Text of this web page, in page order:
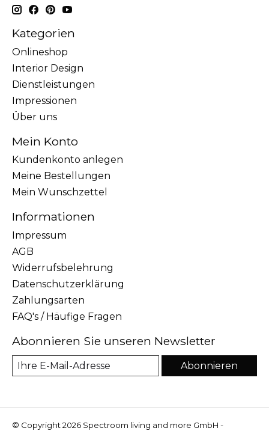
Kategorien
Onlineshop
Interior Design
Dienstleistungen
Impressionen
Über uns
Mein Konto
Kundenkonto anlegen
Meine Bestellungen
Mein Wunschzettel
Informationen
Impressum
AGB
Widerrufsbelehrung
Datenschutzerklärung
Zahlungsarten
FAQ's / Häufige Fragen
Abonnieren Sie unseren Newsletter
Abonnieren
© Copyright 2026 Spectroom living and more GmbH -